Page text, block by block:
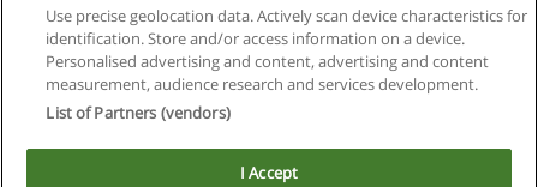
Privacidad de datos
Contactar con Educaedu
Copyright © Educaedu Business S.L. - CIF : B-95610580: -
Use precise geolocation data. Actively scan device characteristics for
identification. Store and/or access information on a device.
Personalised advertising and content, advertising and content
measurement, audience research and services development.
List of Partners (vendors)
I Accept